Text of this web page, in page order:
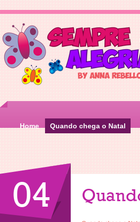
Home Quando chega o Natal
04